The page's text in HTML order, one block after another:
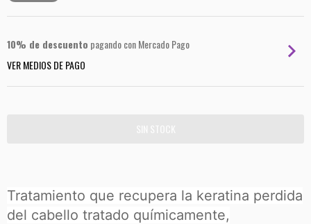
10% de descuento pagando con Mercado Pago
VER MEDIOS DE PAGO
Tratamiento que recupera la keratina perdida
del cabello tratado químicamente,